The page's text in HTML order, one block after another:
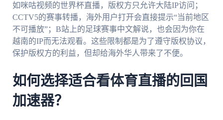
如咪咕视频的世界杯直播，版权方只允许大陆IP访问；
CCTV5的赛事转播，海外用户打开会直接提示“当前地区
不可播放”；B站上的足球赛事中文解说，也会因为你在
越南的IP而无法观看。这些限制都是为了遵守版权协议，
保护版权方的利益，但却给海外华人带来了不便。
如何选择适合看体育直播的回国
加速器？